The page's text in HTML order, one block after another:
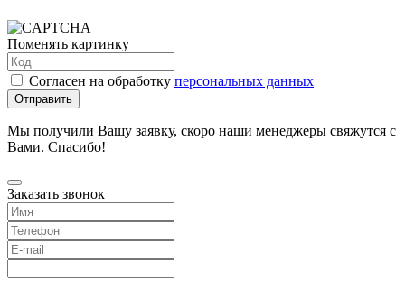
Поменять картинку
Согласен на обработку персональных данных
Отправить
Мы получили Вашу заявку, скоро наши менеджеры свяжутся с
Вами. Спасибо!
Заказать звонок